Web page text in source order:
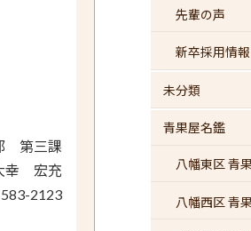
第三課
幸 宏充
2123
先輩の声
新卒採用情報
未分類
青果屋名鑑
八幡東区 青
八幡西区 青